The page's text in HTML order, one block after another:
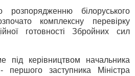
білоруського
комплексну перевірку
готовності Збройних сил
під керівництвом начальника
першого заступника Міністра